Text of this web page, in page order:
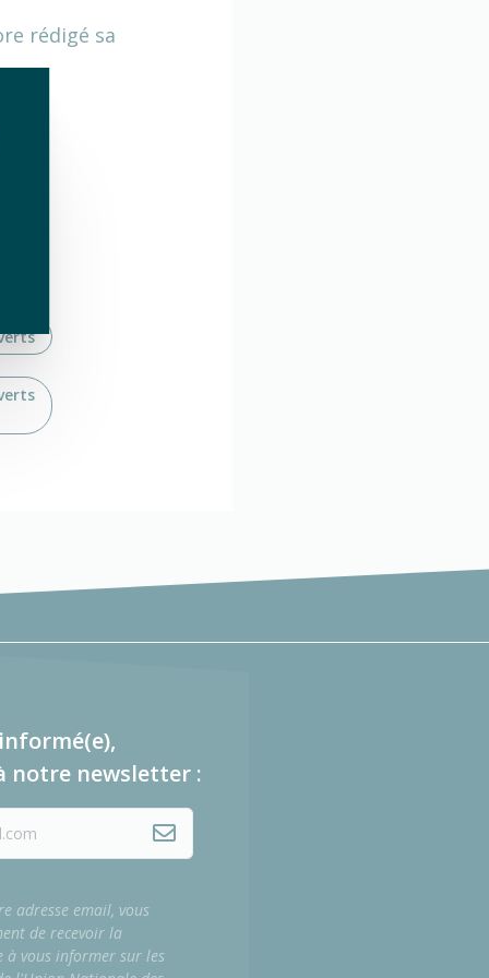
rédigé sa
notre newsletter :
adresse email, vous
de recevoir la
à vous informer sur les